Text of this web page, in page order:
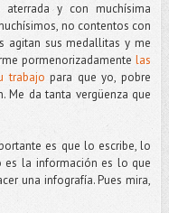
y con muchísima
no contentos con
agitan sus medallitas y me
pormenorizadamente las
trabajopara que yo, pobre
Me da tanta vergüenza que
es que lo escribe, lo
es la información es lo que
una infografía. Pues mira,